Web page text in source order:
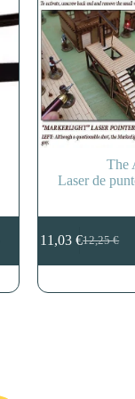
The
Laser de
12,25€
El
precio
era:
11,03€El
precio
es: